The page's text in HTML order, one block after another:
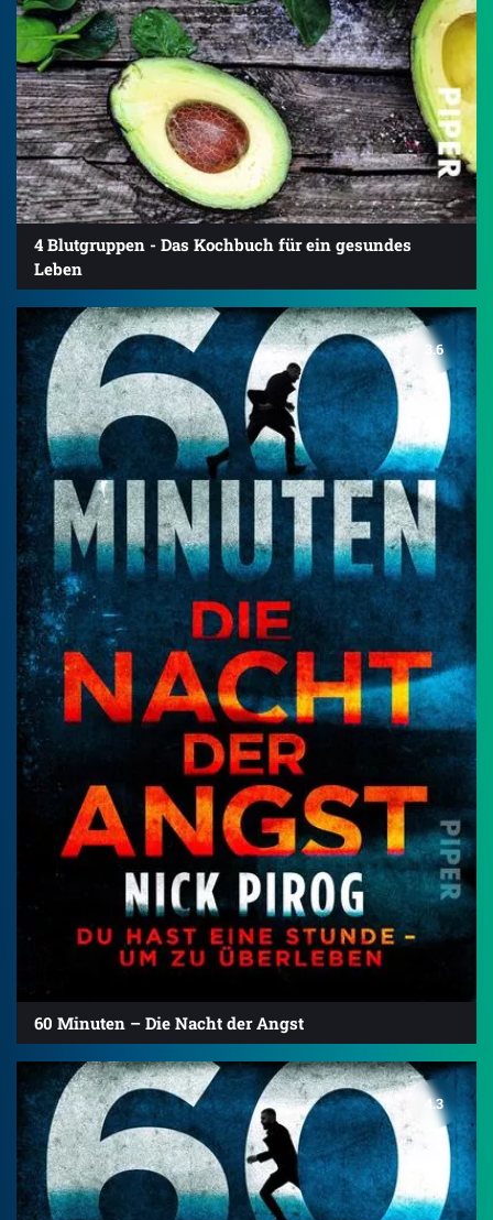
4 Blutgruppen - Das Kochbuch für ein gesundes
Leben
3.6
60 Minuten – Die Nacht der Angst
4.3